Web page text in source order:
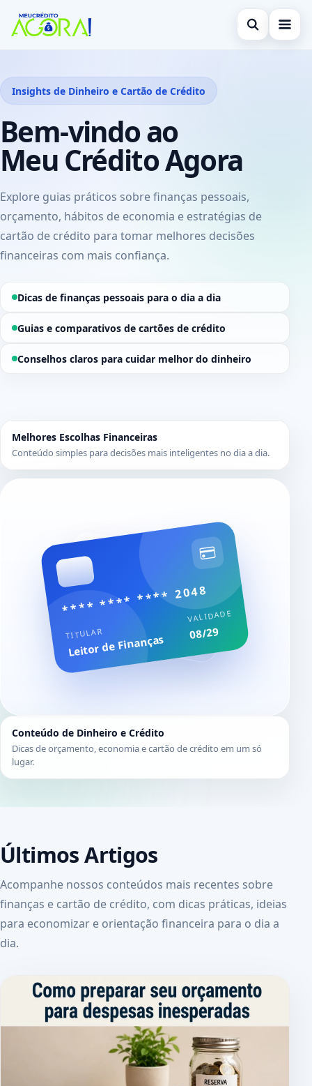
Abrir busca
Cartão de Crédito
Empréstimo
Finanças
Legal
Buscar no site
Buscar por:
Pressione Enter para buscar ou ESC para fechar.
Insights de Dinheiro e Cartão de Crédito
Bem-vindo ao
Meu Crédito Agora
Explore guias práticos sobre finanças pessoais,
orçamento, hábitos de economia e estratégias de
cartão de crédito para tomar melhores decisões
financeiras com mais confiança.
Dicas de finanças pessoais para o dia a dia
Guias e comparativos de cartões de crédito
Conselhos claros para cuidar melhor do dinheiro
Melhores Escolhas Financeiras
Conteúdo simples para decisões mais inteligentes no dia a dia.
**** **** **** 2048
TITULAR
Leitor de Finanças
VALIDADE
08/29
Conteúdo de Dinheiro e Crédito
Dicas de orçamento, economia e cartão de crédito em um só
lugar.
Últimos Artigos
Acompanhe nossos conteúdos mais recentes sobre
finanças e cartão de crédito, com dicas práticas, ideias
para economizar e orientação financeira para o dia a
dia.